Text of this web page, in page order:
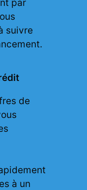
par
suivre
de
à un